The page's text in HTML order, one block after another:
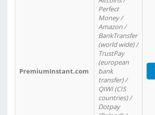
PremiumInstant.com
Perfect
Money /
Amazon /
BankTransfer
(world wide) /
TrustPay
(european
bank
transfer) /
QIWI (CIS
countries) /
Dotpay